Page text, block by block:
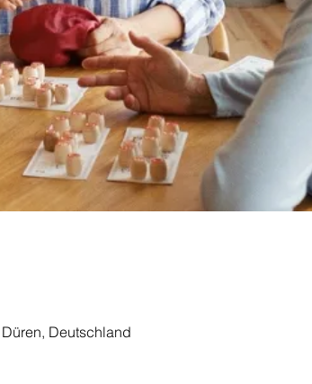
Deutschland